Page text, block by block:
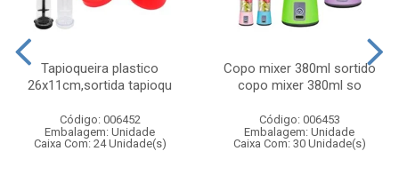
Tapioqueira plastico
26x11cm,sortida tapioqu
Código: 006452
Embalagem: Unidade
Caixa Com: 24 Unidade(s)
Copo mixer 380ml sortido
copo mixer 380ml so
Código: 006453
Embalagem: Unidade
Caixa Com: 30 Unidade(s)